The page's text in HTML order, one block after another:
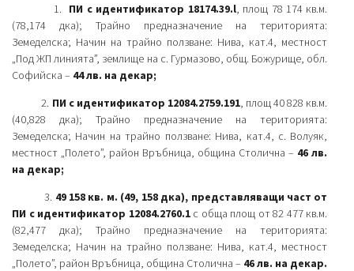
1. ПИ с идентификатор 18174.39.l, площ 78 174 кв.м.
(78,174 дка); Трайно предназначение на територията:
Земеделска; Начин на трайно ползване: Нива, кат.4, местност
„Под ЖП линията”, землище на с. Гурмазово, общ. Божурище, обл.
Софийска – 44 лв. на декар;
2. ПИ с идентификатор 12084.2759.191, площ 40 828 кв.м.
(40,828 дка); Трайно предназначение на територията:
Земеделска; Начин на трайно ползване: Нива, кат.4, с. Волуяк,
местност „Полето”, район Връбница, община Столична – 46 лв.
на декар;
3. 49 158 кв. м. (49, 158 дка), представляващи част от
ПИ с идентификатор 12084.2760.1с обща площ от 82 477 кв.м.
(82,477 дка); Трайно предназначение на територията:
Земеделска; Начин на трайно ползване: Нива, кат.4, местност
„Полето”, район Връбница, община Столична – 46 лв. на декар.